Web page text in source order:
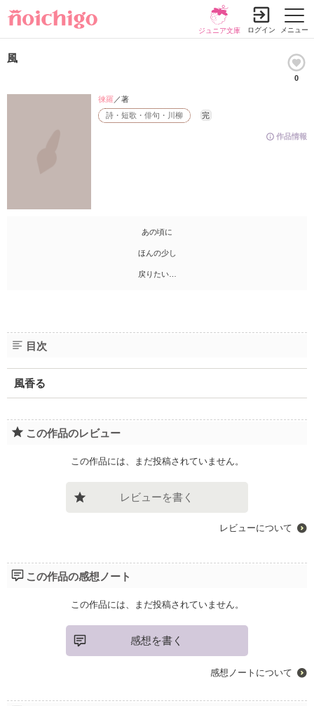
メニュー
ジュニア文庫 ログイン
風
0
作品情報
詩・短歌・俳句・川柳 完
徠羅／著
あの頃に
ほんの少し
戻りたい…
目次
風香る
この作品のレビュー
この作品には、まだ投稿されていません。
レビューを書く
レビューについて
この作品の感想ノート
この作品には、まだ投稿されていません。
感想を書く
感想ノートについて